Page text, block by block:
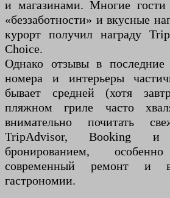
и магазинами. Многие гости
«беззаботности» и вкусные
курорт получил награду
Choice.
Однако отзывы в
номера и интерьеры
бывает средней (хотя
пляжном гриле часто
внимательно почитать
TripAdvisor, Booking и
бронированием,
современный ремонт и
гастрономии.